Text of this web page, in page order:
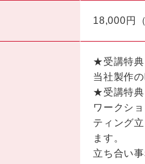
18,000円
★受講特
当社製作
★受講特
ワークシ
ティング
ます。
立ち合い